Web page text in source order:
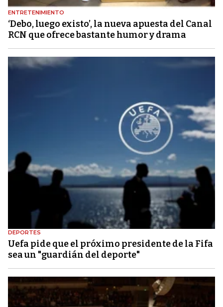
ENTRETENIMIENTO
‘Debo, luego existo’, la nueva apuesta del Canal
RCN que ofrece bastante humor y drama
DEPORTES
Uefa pide que el próximo presidente de la Fifa
sea un "guardián del deporte"